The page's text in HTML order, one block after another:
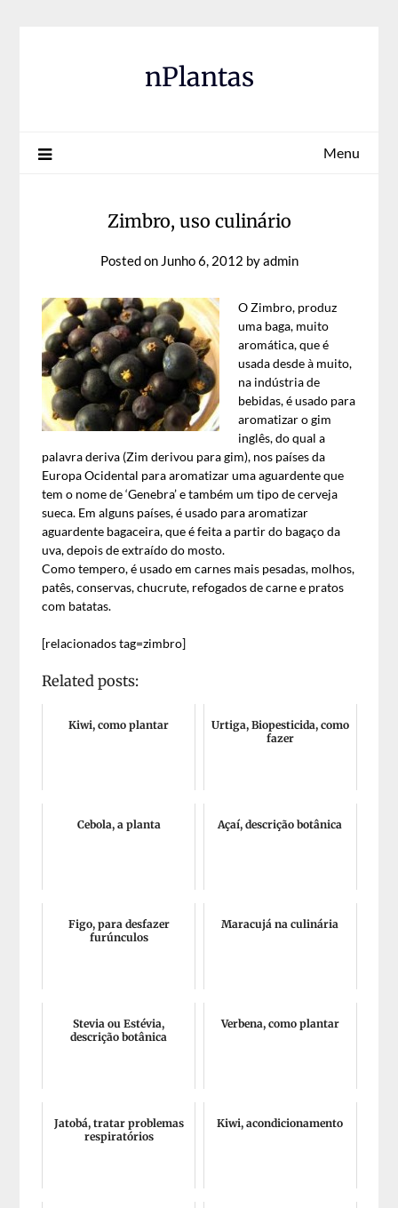
nPlantas
Menu
Zimbro, uso culinário
Posted on Junho 6, 2012 byadmin
O Zimbro, produz
uma baga, muito
aromática, que é
usada desde à muito,
na indústria de
bebidas, é usado para
aromatizar o gim
inglês, do qual a
palavra deriva (Zim derivou para gim), nos países da
Europa Ocidental para aromatizar uma aguardente que
tem o nome de ‘Genebra’ e também um tipo de cerveja
sueca. Em alguns países, é usado para aromatizar
aguardente bagaceira, que é feita a partir do bagaço da
uva, depois de extraído do mosto.
Como tempero, é usado em carnes mais pesadas, molhos,
patês, conservas, chucrute, refogados de carne e pratos
com batatas.
[relacionados tag=zimbro]
Related posts:
Kiwi, como plantar
Urtiga, Biopesticida, como
fazer
Cebola, a planta Açaí, descrição botânica
Figo, para desfazer
furúnculos
Maracujá na culinária
Stevia ou Estévia,
descrição botânica
Verbena, como plantar
Jatobá, tratar problemas
respiratórios
Kiwi, acondicionamento